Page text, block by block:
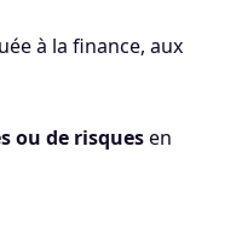
à la finance, aux
ou de risquesen